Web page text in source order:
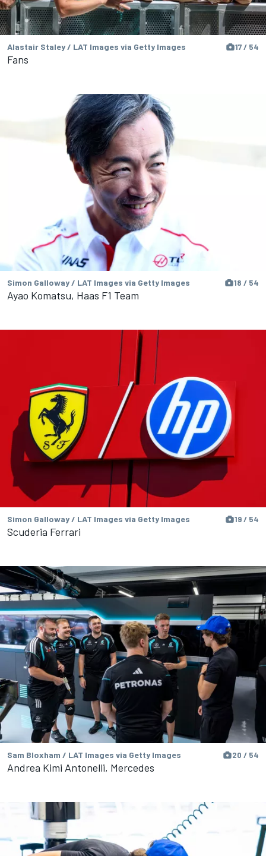
Alastair Staley / LAT Images via Getty Images 17 / 54
Fans
Simon Galloway / LAT Images via Getty Images 18 / 54
Ayao Komatsu, Haas F1 Team
Simon Galloway / LAT Images via Getty Images 19 / 54
Scuderia Ferrari
Sam Bloxham / LAT Images via Getty Images 20 / 54
Andrea Kimi Antonelli, Mercedes